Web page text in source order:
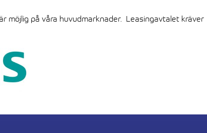
möjlig på våra huvudmarknader. Leasingavtalet kräver